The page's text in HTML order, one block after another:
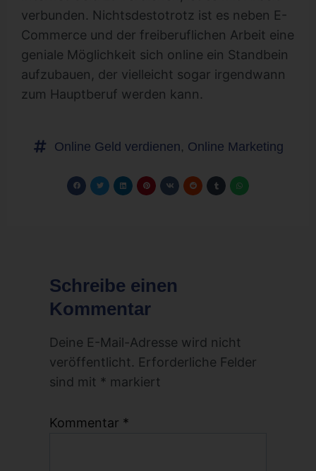
verbunden. Nichtsdestotrotz ist es neben E-
Commerce und der freiberuflichen Arbeit eine
geniale Möglichkeit sich online ein Standbein
aufzubauen, der vielleicht sogar irgendwann
zum Hauptberuf werden kann.
Online Geld verdienen, Online Marketing
Schreibe einen
Kommentar
Deine E-Mail-Adresse wird nicht
veröffentlicht. Erforderliche Felder
sind mit * markiert
Kommentar *